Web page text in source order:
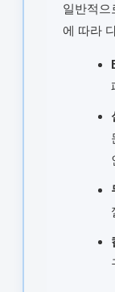
일반적으
에 따라